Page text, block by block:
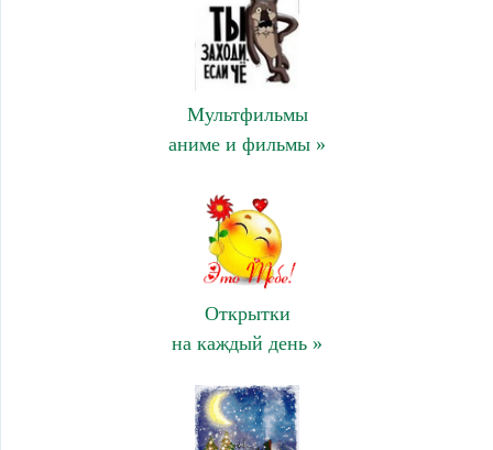
Мультфильмы
аниме и фильмы »
Открытки
на каждый день »